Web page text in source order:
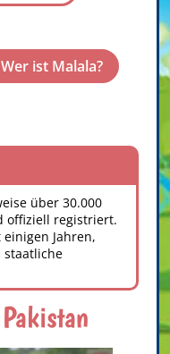
Wer ist Malala?
über 30.000
offiziell registriert.
Jahren,
staatliche